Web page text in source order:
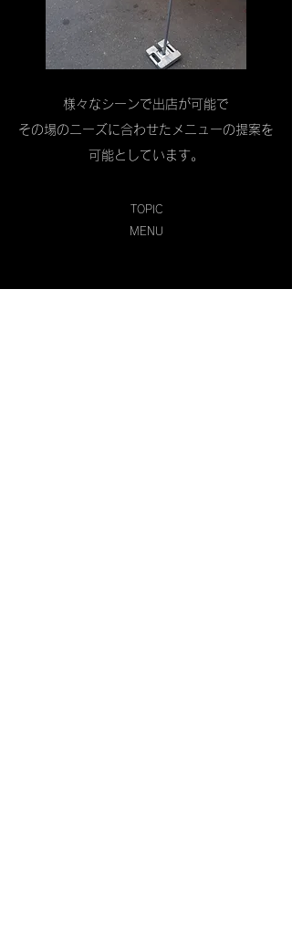
様々なシーンで出店が可能で
​その場のニーズに合わせたメニューの提案を
可能としています。
​TOPIC
MENU